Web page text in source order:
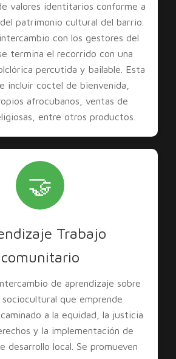
valores identitarios conforme a
patrimonio cultural del barrio.
con los gestores del
termina el recorrido con una
percutida y bailable. Esta
incluir coctel de bienvenida,
afrocubanos, ventas de
entre otros productos.
🤝
Trabajo
comunitario
de aprendizaje sobre
que emprende
a la equidad, la justicia
y la implementación de
desarrollo local. Se promueven